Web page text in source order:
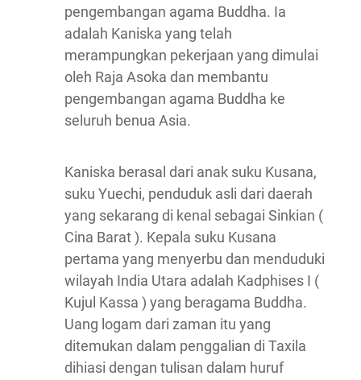
pengembangan agama Buddha. Ia
adalah Kaniska yang telah
merampungkan pekerjaan yang dimulai
oleh Raja Asoka dan membantu
pengembangan agama Buddha ke
seluruh benua Asia.
Kaniska berasal dari anak suku Kusana,
suku Yuechi, penduduk asli dari daerah
yang sekarang di kenal sebagai Sinkian (
Cina Barat ). Kepala suku Kusana
pertama yang menyerbu dan menduduki
wilayah India Utara adalah Kadphises I (
Kujul Kassa ) yang beragama Buddha.
Uang logam dari zaman itu yang
ditemukan dalam penggalian di Taxila
dihiasi dengan tulisan dalam huruf